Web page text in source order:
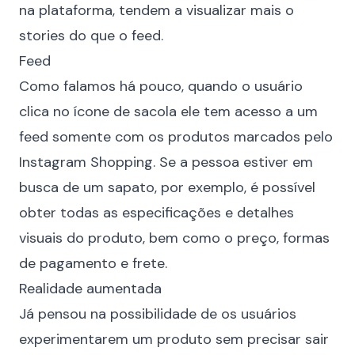
na plataforma, tendem a visualizar mais o
stories do que o feed.
Feed
Como falamos há pouco, quando o usuário
clica no ícone de sacola ele tem acesso a um
feed somente com os produtos marcados pelo
Instagram Shopping. Se a pessoa estiver em
busca de um sapato, por exemplo, é possível
obter todas as especificações e detalhes
visuais do produto, bem como o preço, formas
de pagamento e frete.
Realidade aumentada
Já pensou na possibilidade de os usuários
experimentarem um produto sem precisar sair